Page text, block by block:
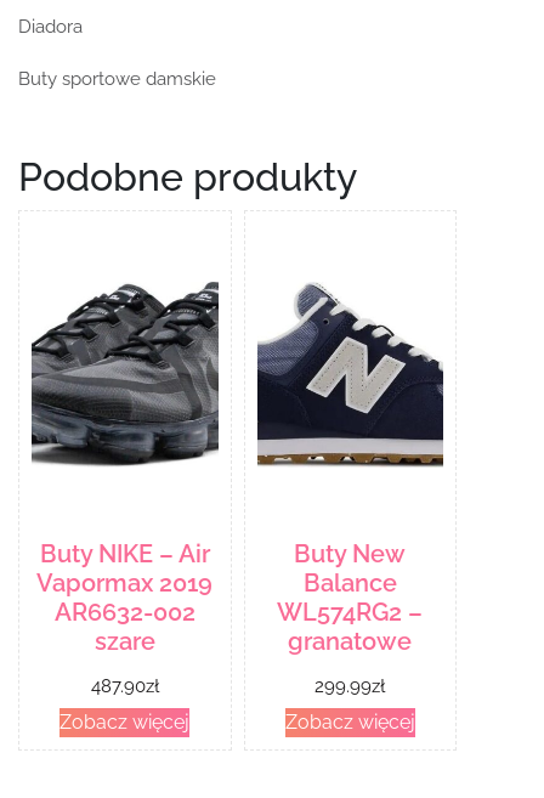
Diadora
Buty sportowe damskie
Podobne produkty
Buty NIKE – Air
Vapormax 2019
AR6632-002
szare
487.90zł
Zobacz więcej
Buty New
Balance
WL574RG2 –
granatowe
299.99zł
Zobacz więcej